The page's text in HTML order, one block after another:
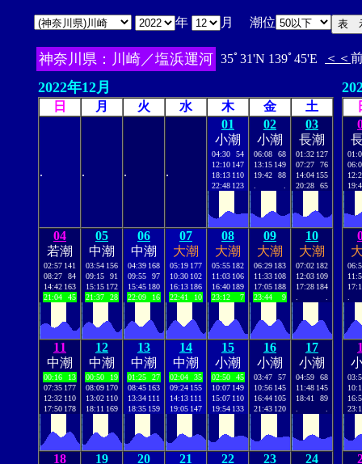
年 月 潮位
神奈川県：川崎／塩浜運河 35ﾟ31'N 139ﾟ45'E ＜＜
2022年12月
日 月 火 水 木 金 土
. . . .
01
小潮
04:30
54
12:10 147
18:13 110
22:48 123
02
小潮
06:08
68
13:15 149
19:42
88
03
長潮
01:32 127
07:27
76
14:04 155
20:28
65
04
若潮
02:57 141
08:27
84
14:42 163
21:04
45
05
中潮
03:54 156
09:15
91
15:15 172
21:37
28
06
中潮
04:39 168
09:55
97
15:45 180
22:09
16
07
大潮
05:19 177
10:30 102
16:13 186
22:41
10
08
大潮
05:55 182
11:03 106
16:40 189
23:12
7
09
大潮
06:29 183
11:33 108
17:05 188
23:44
9
10
大潮
07:02 182
12:03 109
17:28 184
11
中潮
00:16
13
07:35 177
12:32 110
17:50 178
12
中潮
00:50
19
08:09 170
13:02 110
18:11 169
13
中潮
01:25
27
08:45 163
13:34 111
18:35 159
14
中潮
02:04
35
09:24 155
14:13 111
19:05 147
15
小潮
02:50
45
10:07 149
15:07 110
19:54 133
16
小潮
03:47
57
10:56 145
16:44 105
21:43 120
17
小潮
04:59
68
11:48 145
18:41
89
18
19
20
21
22
23
24